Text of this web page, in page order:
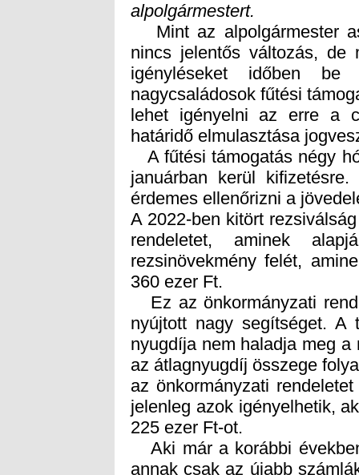
alpolgármestert.
Mint az alpolgármester
nincs jelentős változás,
igényléseket időben
nagycsaládosok fűtési
lehet igényelni az erre a
határidő elmulasztása
A fűtési támogatás négy
januárban kerül
érdemes ellenőrizni a
A 2022-ben kitört
rendeletet, aminek
rezsinövekmény felét,
360 ezer Ft.
Ez az önkormányzati
nyújtott nagy segítséget.
nyugdíja nem haladja meg
az átlagnyugdíj összege
az önkormányzati
jelenleg azok igényelhetik,
225 ezer Ft-ot.
Aki már a korábbi
annak csak az újabb
rezsiemelés előtti rezsit